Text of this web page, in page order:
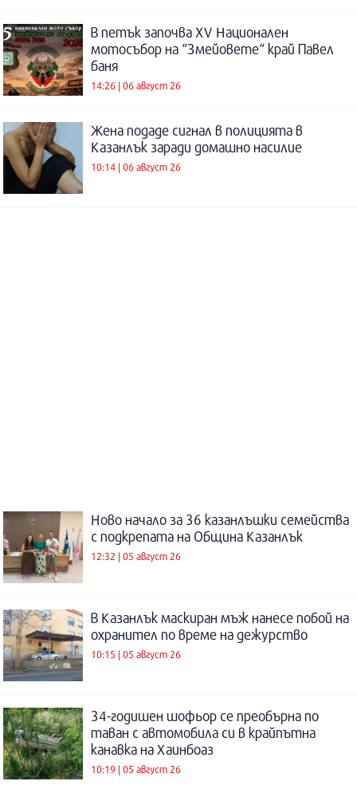
В петък започва XV Национален
мотосъбор на “Змейовете“ край Павел
баня
14:26 | 06 август 26
Жена подаде сигнал в полицията в
Казанлък заради домашно насилие
10:14 | 06 август 26
Ново начало за 36 казанлъшки семейства
с подкрепата на Община Казанлък
12:32 | 05 август 26
В Казанлък маскиран мъж нанесе побой на
охранител по време на дежурство
10:15 | 05 август 26
34-годишен шофьор се преобърна по
таван с автомобила си в крайпътна
канавка на Хаинбоаз
10:19 | 05 август 26